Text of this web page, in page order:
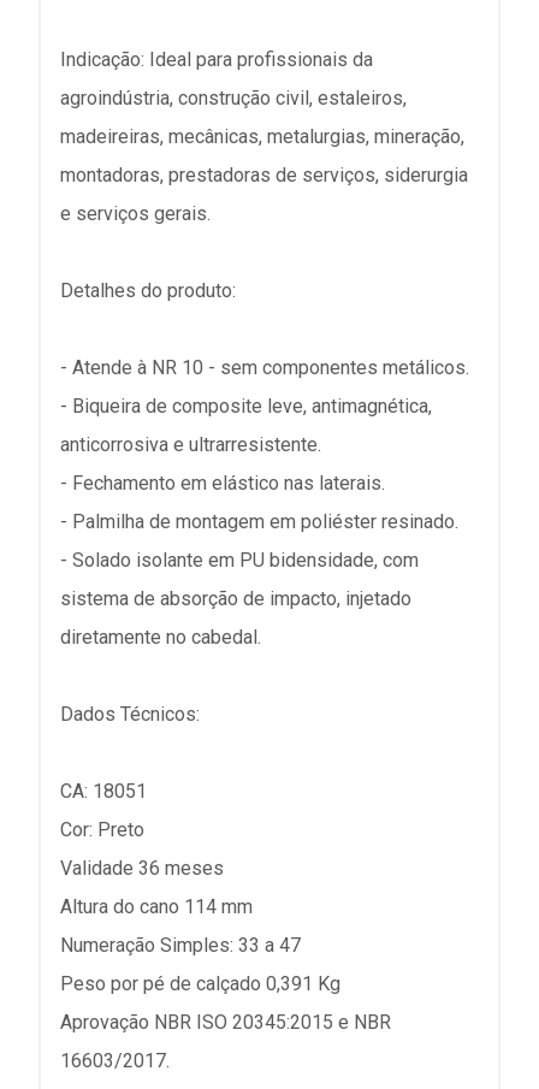
Indicação: Ideal para profissionais da
agroindústria, construção civil, estaleiros,
madeireiras, mecânicas, metalurgias, mineração,
montadoras, prestadoras de serviços, siderurgia
e serviços gerais.
Detalhes do produto:
- Atende à NR 10 - sem componentes metálicos.
- Biqueira de composite leve, antimagnética,
anticorrosiva e ultrarresistente.
- Fechamento em elástico nas laterais.
- Palmilha de montagem em poliéster resinado.
- Solado isolante em PU bidensidade, com
sistema de absorção de impacto, injetado
diretamente no cabedal.
Dados Técnicos:
CA: 18051
Cor: Preto
Validade 36 meses
Altura do cano 114 mm
Numeração Simples: 33 a 47
Peso por pé de calçado 0,391 Kg
Aprovação NBR ISO 20345:2015 e NBR
16603/2017.